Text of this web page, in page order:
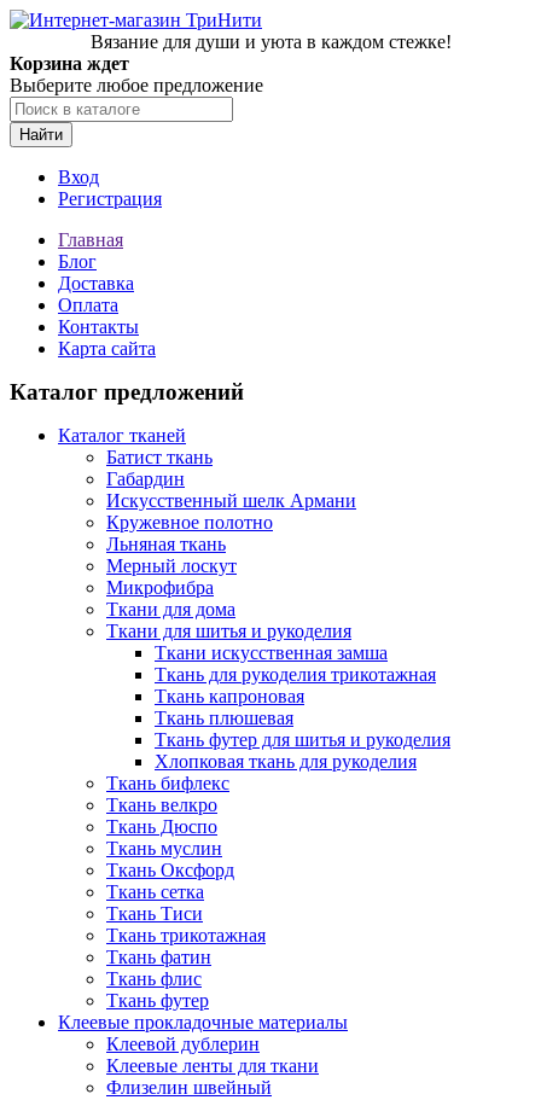
Вязание для души и уюта в каждом стежке!
Корзина ждет
Выберите любое предложение
Найти
Вход
Регистрация
Главная
Блог
Доставка
Оплата
Контакты
Карта сайта
Каталог предложений
Каталог тканей
Батист ткань
Габардин
Искусственный шелк Армани
Кружевное полотно
Льняная ткань
Мерный лоскут
Микрофибра
Ткани для дома
Ткани для шитья и рукоделия
Ткани искусственная замша
Ткань для рукоделия трикотажная
Ткань капроновая
Ткань плюшевая
Ткань футер для шитья и рукоделия
Хлопковая ткань для рукоделия
Ткань бифлекс
Ткань велкро
Ткань Дюспо
Ткань муслин
Ткань Оксфорд
Ткань сетка
Ткань Тиси
Ткань трикотажная
Ткань фатин
Ткань флис
Ткань футер
Клеевые прокладочные материалы
Клеевой дублерин
Клеевые ленты для ткани
Флизелин швейный